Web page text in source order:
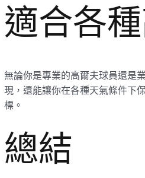
適合各
無論你是專業的高爾夫球員還是
現，還能讓你在各種天氣條件下
標。
總結